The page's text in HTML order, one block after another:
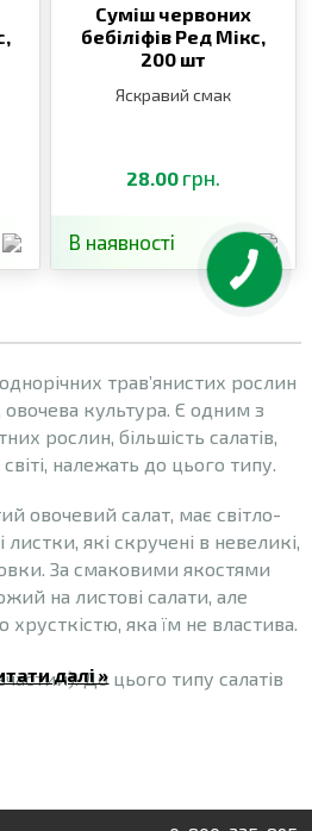
Суміш червоних
бебіліфів Ред Мікс,
200 шт
Яскравий смак
28.00 грн.
В наявності
трав’янистих рослин
культура. Є одним з
рослин, більшість салатів,
належать до цього типу.
овочевий салат, має світло-
листки, які скручені в невеликі,
За смаковими якостями
на листові салати, але
яка їм не властива.
До цього типу салатів
Ніжні пишні листки надають
далі »